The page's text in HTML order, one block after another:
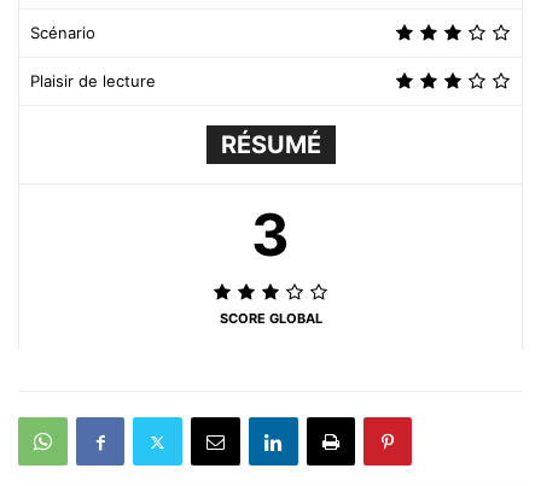
Scénario
Plaisir de lecture
RÉSUMÉ
3
SCORE GLOBAL